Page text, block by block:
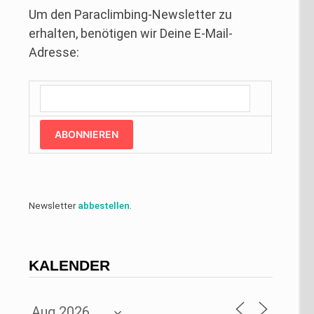
Um den Paraclimbing-Newsletter zu
erhalten, benötigen wir Deine E-Mail-
Adresse:
ABONNIEREN
Newsletterabbestellen
KALENDER